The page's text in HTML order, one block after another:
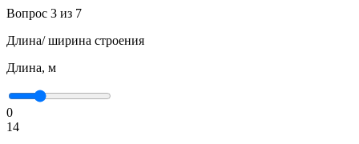
Вопрос 3 из 7
Длина/ ширина строения
Длина, м
0
14